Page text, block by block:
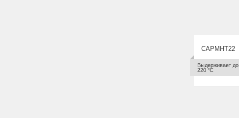
CAPMHT22
Выдерживает до
220 °С